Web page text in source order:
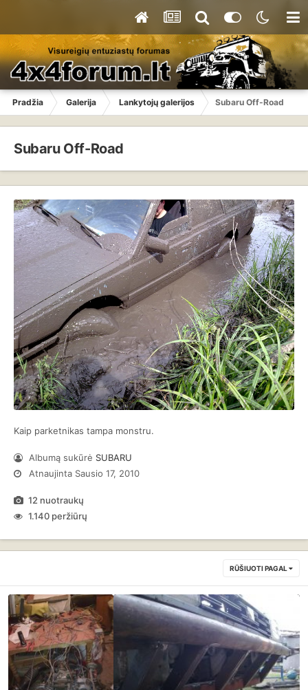
Pradžia Galerija Lankytojų galerijos Subaru Off-Road
Subaru Off-Road
Kaip parketnikas tampa monstru.
Albumą sukūrė SUBARU
Atnaujinta Sausio 17, 2010
12 nuotraukų
1.140 peržiūrų
RŪŠIUOTI PAGAL